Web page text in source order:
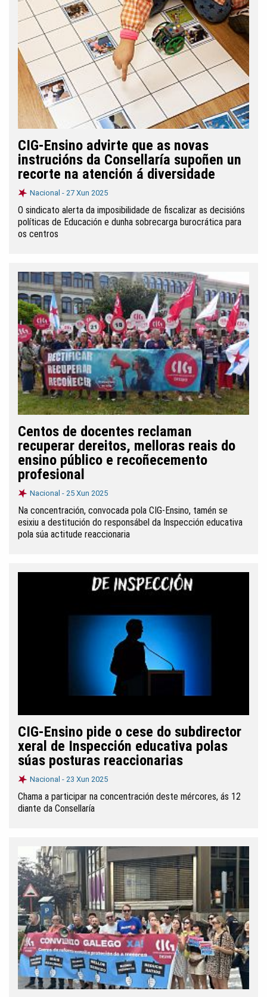
CIG-Ensino advirte que as novas
instrucións da Consellaría supoñen un
recorte na atención á diversidade
Nacional - 27 Xun 2025
O sindicato alerta da imposibilidade de fiscalizar as decisións
políticas de Educación e dunha sobrecarga burocrática para
os centros
Centos de docentes reclaman
recuperar dereitos, melloras reais do
ensino público e recoñecemento
profesional
Nacional - 25 Xun 2025
Na concentración, convocada pola CIG-Ensino, tamén se
esixiu a destitución do responsábel da Inspección educativa
pola súa actitude reaccionaria
CIG-Ensino pide o cese do subdirector
xeral de Inspección educativa polas
súas posturas reaccionarias
Nacional - 23 Xun 2025
Chama a participar na concentración deste mércores, ás 12
diante da Consellaría